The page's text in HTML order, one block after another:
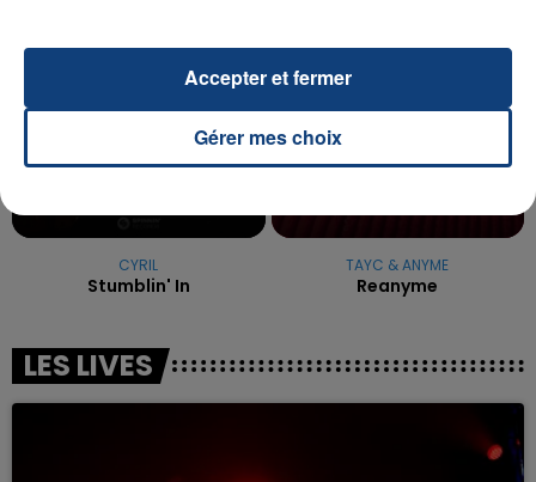
CYRIL
Stumblin' In
TAYC & ANYME
Reanyme
LES LIVES
Gérer mes choix
Accepter et fermer